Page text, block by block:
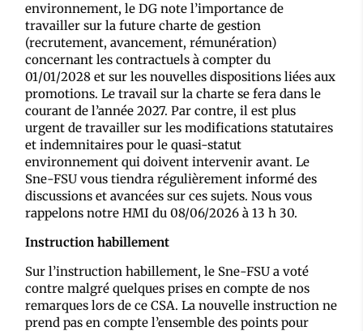
environnement, le DG note l’importance de
travailler sur la future charte de gestion
(recrutement, avancement, rémunération)
concernant les contractuels à compter du
01/01/2028 et sur les nouvelles dispositions liées aux
promotions. Le travail sur la charte se fera dans le
courant de l’année 2027. Par contre, il est plus
urgent de travailler sur les modifications statutaires
et indemnitaires pour le quasi-statut
environnement qui doivent intervenir avant. Le
Sne-FSU vous tiendra régulièrement informé des
discussions et avancées sur ces sujets. Nous vous
rappelons notre HMI du 08/06/2026 à 13 h 30.
Instruction habillement
Sur l’instruction habillement, le Sne-FSU a voté
contre malgré quelques prises en compte de nos
remarques lors de ce CSA. La nouvelle instruction ne
prend pas en compte l’ensemble des points pour